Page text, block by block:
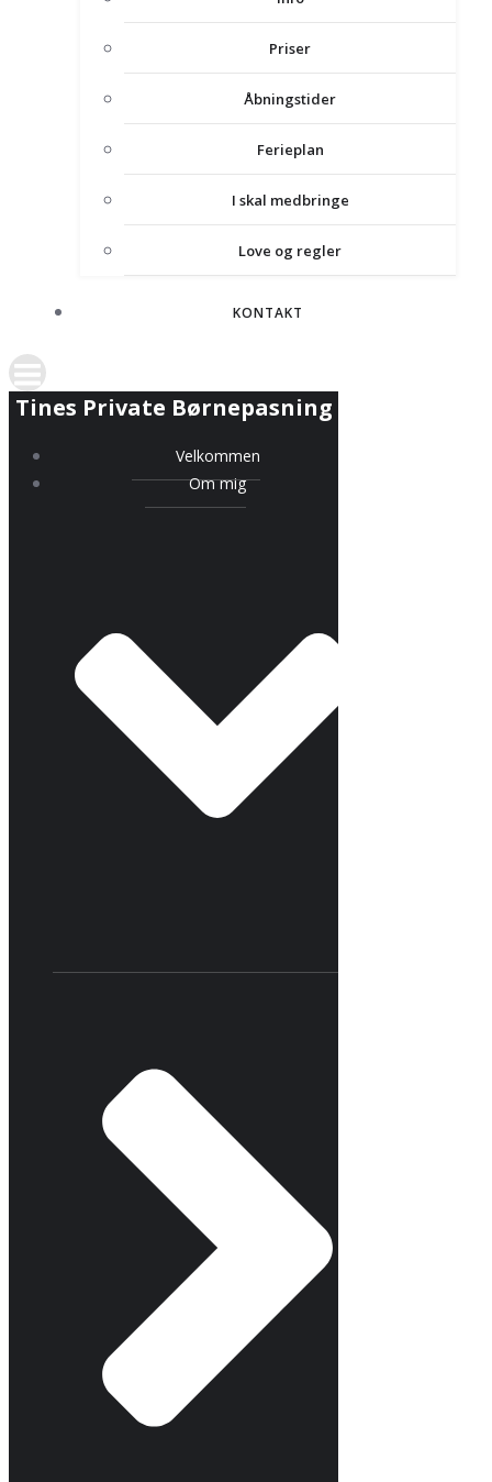
Priser
Åbningstider
Ferieplan
I skal medbringe
Love og regler
KONTAKT
Tines Private Børnepasning
Velkommen
Om mig